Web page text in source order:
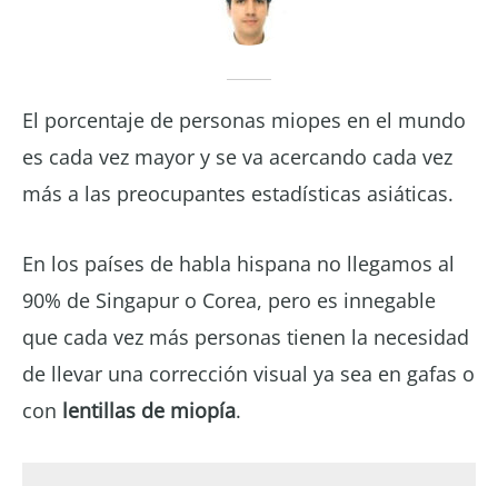
El porcentaje de personas miopes en el mundo
es cada vez mayor y se va acercando cada vez
más a las preocupantes estadísticas asiáticas.
En los países de habla hispana no llegamos al
90% de Singapur o Corea, pero es innegable
que cada vez más personas tienen la necesidad
de llevar una corrección visual ya sea en gafas o
con lentillas de miopía.